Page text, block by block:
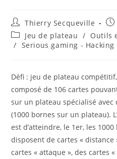
Auteur/autrice
de
la
publication :
Thierry Secqueville
Post
category:
Jeu de plateau / Outils
/ Serious gaming - Hacking
Défi : jeu de plateau
composé de 106 cartes
sur un plateau spécialisé avec
(1000 bornes sur un plateau).
est d’atteindre, le 1er, les
disposent de cartes « distance
cartes « attaque », des cartes